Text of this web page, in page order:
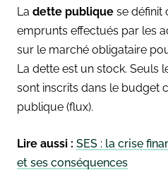
La dette publique se définit
emprunts effectués par les
sur le marché obligataire
La dette est un stock. Seuls
sont inscrits dans le budget
publique (flux).
Lire aussi : SES : la crise
et ses conséquences